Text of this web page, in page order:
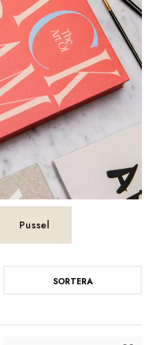
Pussel
SORTERA